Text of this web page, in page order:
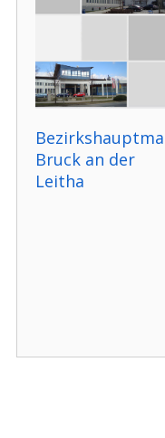
Bruck an der
Leitha